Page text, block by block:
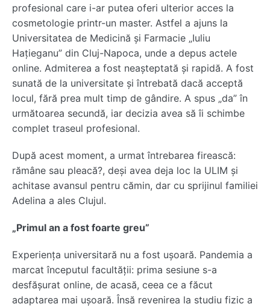
profesional care i-ar putea oferi ulterior acces la
cosmetologie printr-un master. Astfel a ajuns la
Universitatea de Medicină și Farmacie „Iuliu
Hațieganu” din Cluj-Napoca, unde a depus actele
online. Admiterea a fost neașteptată și rapidă. A fost
sunată de la universitate și întrebată dacă acceptă
locul, fără prea mult timp de gândire. A spus „da” în
următoarea secundă, iar decizia avea să îi schimbe
complet traseul profesional.
După acest moment, a urmat întrebarea firească:
rămâne sau pleacă?, deși avea deja loc la ULIM și
achitase avansul pentru cămin, dar cu sprijinul familiei
Adelina a ales Clujul.
„Primul an a fost foarte greu”
Experiența universitară nu a fost ușoară. Pandemia a
marcat începutul facultății: prima sesiune s-a
desfășurat online, de acasă, ceea ce a făcut
adaptarea mai ușoară. Însă revenirea la studiu fizic a